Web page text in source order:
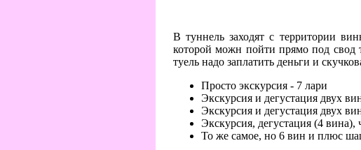
В туннель заходят с территории
которой можн пойти прямо под свод
туель надо заплатить деньги и
Просто экскурсия - 7 лари
Экскурсия и дегустация двух
Экскурсия и дегустация двух
Экскурсия, дегустация (4
То же самое, но 6 вин и плюс